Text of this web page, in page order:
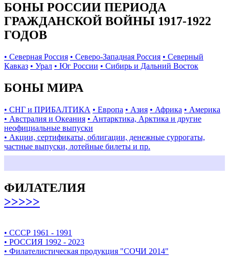
БОНЫ РОССИИ ПЕРИОДА
ГРАЖДАНСКОЙ ВОЙНЫ 1917-1922
ГОДОВ
• Северная Россия • Северо-Западная Россия • Северный
Кавказ • Урал • Юг России • Сибирь и Дальний Восток
БОНЫ МИРА
• СНГ и ПРИБАЛТИКА • Европа • Азия • Африка • Америка
• Австралия и Океания • Антарктика, Арктика и другие
неофициальные выпуски
• Акции, сертификаты, облигации, денежные суррогаты,
частные выпуски, лотейные билеты и пр.
ФИЛАТЕЛИЯ
>>>>>
• СССР 1961 - 1991
• РОССИЯ 1992 - 2023
• Филателистическая продукция "СОЧИ 2014"